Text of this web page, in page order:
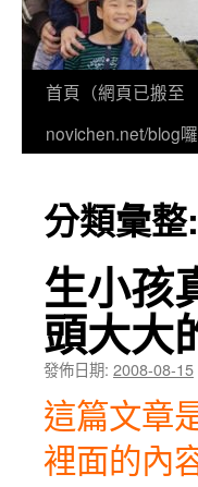
首頁（網頁已搬至
novichen.net/blog
分類彙整:
生小孩
頭大大
發佈日期: 2008-08-15
這篇文章
裡面的內